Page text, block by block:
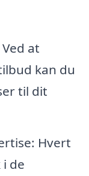
at
kan du
til dit
Hvert
de